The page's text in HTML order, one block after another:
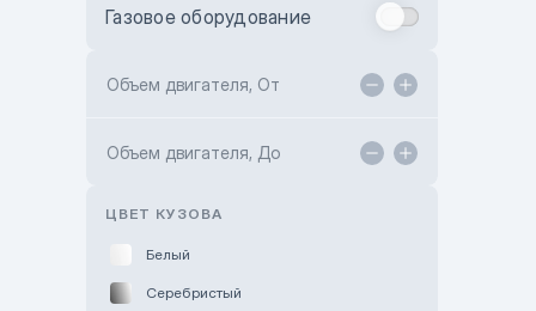
Toyota Kokshetau
Hyundai ShymCity
Газовое оборудование
Объем двигателя, От
Объем двигателя, До
ЦВЕТ КУЗОВА
Белый
Серебристый